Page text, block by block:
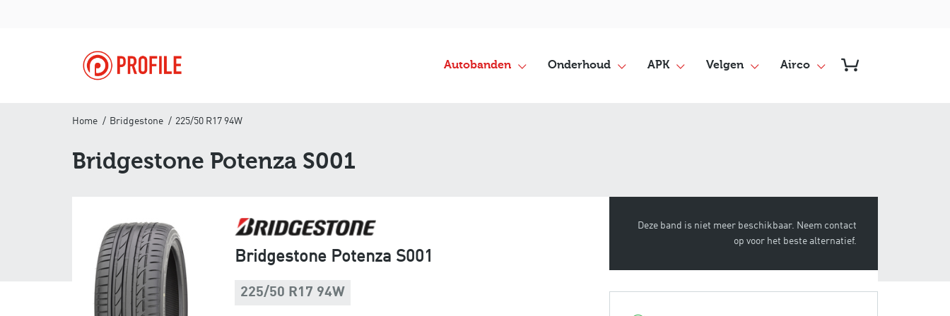
Autobanden Onderhoud APK Velgen Airco
Home Bridgestone 225/50 R17 94W
Bridgestone Potenza S001
Bridgestone Potenza S001
225/50 R17 94W
Deze band is niet meer beschikbaar. Neem contact
op voor het beste alternatief.